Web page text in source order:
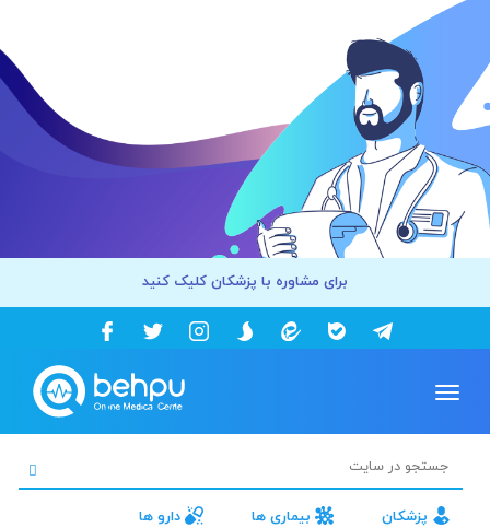
برای مشاوره با پزشکان کلیک کنید
Toggle
پزشکان بیماری ها دارو ها